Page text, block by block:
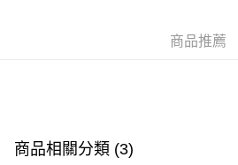
每筆HK$40.00，滿HK$500.00或以上免
每筆HK$40.00，滿HK$500.00或以上免
商品推薦
商品相關分類 (3)